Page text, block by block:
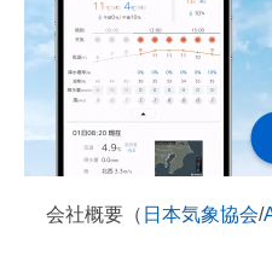
会社概要（ 日本気象協会/